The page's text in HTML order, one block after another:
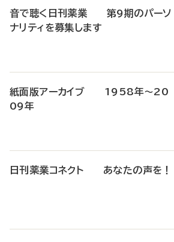
音で聴く日刊薬業 第9期のパーソ
ナリティを募集します
紙面版アーカイブ 1958年～20
09年
日刊薬業コネクト あなたの声を！